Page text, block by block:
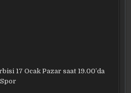
17 Ocak Pazar saat 19.00’da